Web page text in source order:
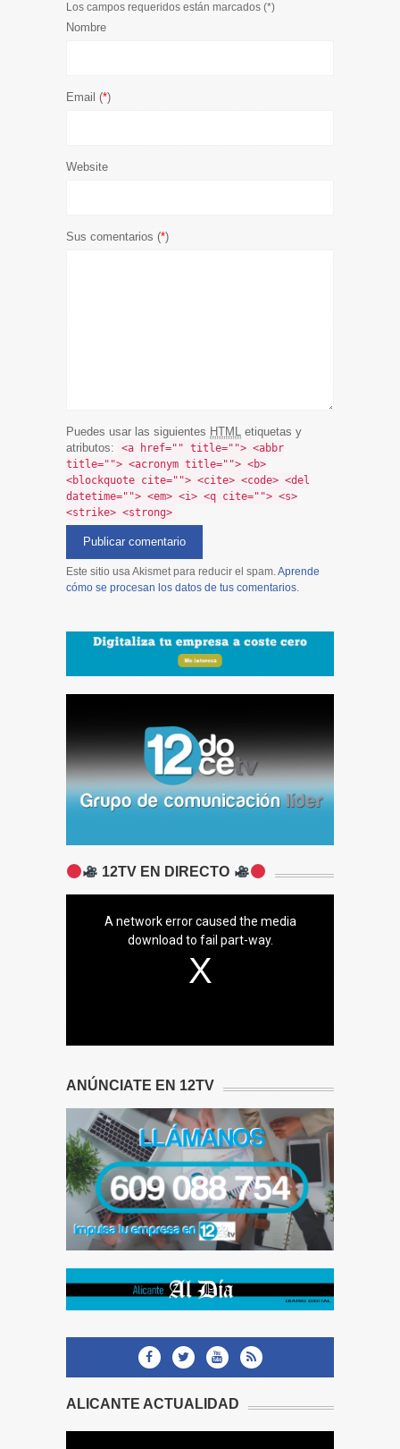
Los campos requeridos están marcados (*)
Nombre
Email (*)
Website
Sus comentarios (*)
Puedes usar las siguientes HTML etiquetas y
atributos:
<a href="" title=""> <abbr
title=""> <acronym title=""> <b>
<blockquote cite=""> <cite> <code> <del
datetime=""> <em> <i> <q cite=""> <s>
<strike> <strong>
Este sitio usa Akismet para reducir el spam.Aprende
cómo se procesan los datos de tus comentarios.
12TV EN DIRECTO
A network error caused the media
download to fail part-way.
ANÚNCIATE EN 12TV
ALICANTE ACTUALIDAD